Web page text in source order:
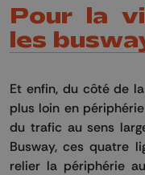
Pour la
les
Et enfin, du côté de
plus loin en
du trafic au sens
Busway, ces quatre
relier la périphérie